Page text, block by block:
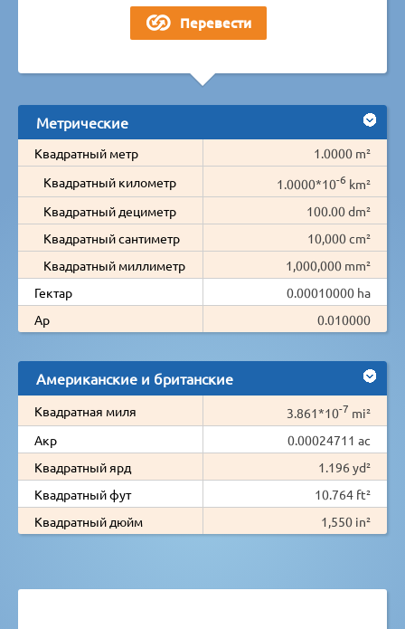
Метрические
Квадратный метр
1.0000 m²
Квадратный километр
1.0000*10-6 km²
Квадратный дециметр
100.00 dm²
Квадратный сантиметр
10,000 cm²
Квадратный миллиметр
1,000,000 mm²
Гектар
0.00010000 ha
Ар
0.010000
Американские и британские
Квадратная миля 3.861*10-7 mi²
Акр
0.00024711 ac
Квадратный ярд
1.196 yd²
Квадратный фут
10.764 ft²
Квадратный дюйм
1,550 in²